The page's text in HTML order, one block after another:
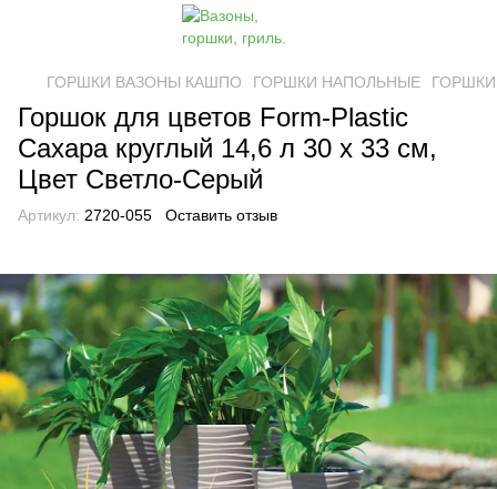
ГОРШКИ ВАЗОНЫ КАШПО ГОРШКИ НАПОЛЬНЫЕ ГОРШКИ
Горшок для цветов Form-Plastic
Сахара круглый 14,6 л 30 х 33 см,
Цвет Светло-Серый
Артикул: 2720-055 Оставить отзыв